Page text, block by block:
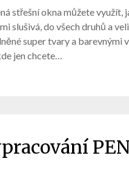
střešní okna můžete
slušivá, do všech druhů a
super tvary a barevnými
jen chcete…